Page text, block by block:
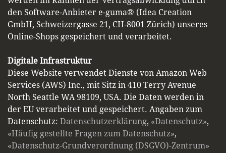
den Software-Anbieter e-guma® (Idea Creation
GmbH, Schweizergasse 21, CH-8001 Zürich) unseres
Online-Shops gespeichert und verarbeitet.
Digitale Infrastruktur
Diese Website verwendet Dienste von Amazon Web
Services (AWS) Inc., mit Sitz in 410 Terry Avenue
North Seattle WA 98109, USA. Die Daten werden in
der EU verarbeitet und gespeichert. Angaben zum
Datenschutz: Datenschutzerklärung, «Datenschutz»,
«Häufig gestellte Fragen zum Datenschutz»,
«Datenschutz-Grundverordnung (DSGVO)-Zentrum»